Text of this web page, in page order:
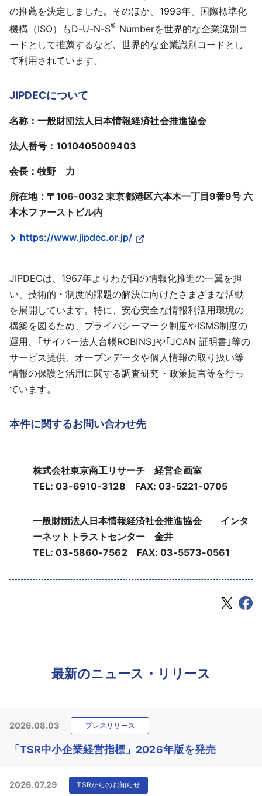
の推薦を決定しました。そのほか、1993年、国際標準化
機構（ISO）もD-U-N-S® Numberを世界的な企業識別コ
ードとして推薦するなど、世界的な企業識別コードとし
て利用されています。
JIPDECについて
名称：一般財団法人日本情報経済社会推進協会
法人番号：1010405009403
会長：牧野 力
所在地：〒106-0032 東京都港区六本木一丁目9番9号 六
本木ファーストビル内
https://www.jipdec.or.jp/
JIPDECは、1967年よりわが国の情報化推進の一翼を担
い、技術的・制度的課題の解決に向けたさまざまな活動
を展開しています。特に、安心安全な情報利活用環境の
構築を図るため、プライバシーマーク制度やISMS制度の
運用、｢サイバー法人台帳ROBINS｣や｢JCAN 証明書｣等の
サービス提供、オープンデータや個人情報の取り扱い等
情報の保護と活用に関する調査研究・政策提言等を行っ
ています。
本件に関するお問い合わせ先
株式会社東京商工リサーチ 経営企画室
TEL: 03-6910-3128 FAX: 03-5221-0705
一般財団法人日本情報経済社会推進協会 インタ
ーネットトラストセンター 金井
TEL: 03-5860-7562 FAX: 03-5573-0561
最新のニュース・リリース
2026.08.03 プレスリリース
「TSR中小企業経営指標」2026年版を発売
2026.07.29 TSRからのお知らせ